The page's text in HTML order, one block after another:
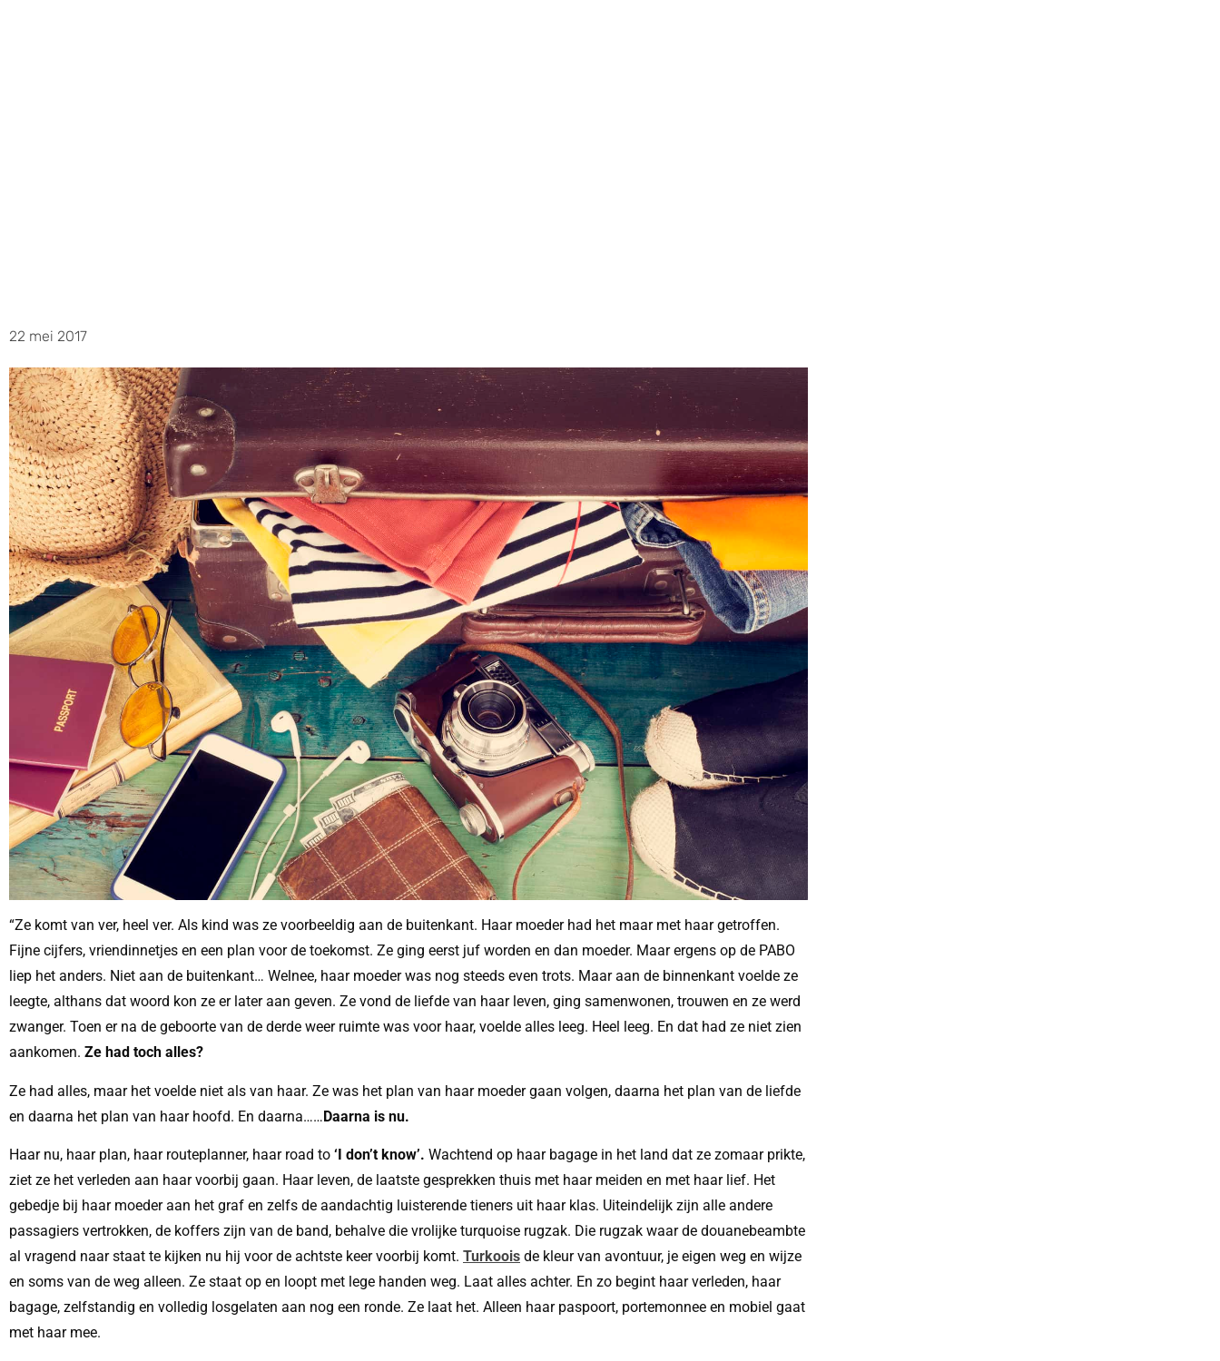
22 mei 2017
“Ze komt van ver, heel ver. Als kind was ze voorbeeldig aan de buitenkant. Haar moeder had het maar met haar getroffen.
Fijne cijfers, vriendinnetjes en een plan voor de toekomst. Ze ging eerst juf worden en dan moeder. Maar ergens op de PABO
liep het anders. Niet aan de buitenkant… Welnee, haar moeder was nog steeds even trots. Maar aan de binnenkant voelde ze
leegte, althans dat woord kon ze er later aan geven. Ze vond de liefde van haar leven, ging samenwonen, trouwen en ze werd
zwanger. Toen er na de geboorte van de derde weer ruimte was voor haar, voelde alles leeg. Heel leeg. En dat had ze niet zien
aankomen. Ze had toch alles?
Ze had alles, maar het voelde niet als van haar. Ze was het plan van haar moeder gaan volgen, daarna het plan van de liefde
en daarna het plan van haar hoofd. En daarna……Daarna is nu.
Haar nu, haar plan, haar routeplanner, haar road to ‘I don’t know’. Wachtend op haar bagage in het land dat ze zomaar prikte,
ziet ze het verleden aan haar voorbij gaan. Haar leven, de laatste gesprekken thuis met haar meiden en met haar lief. Het
gebedje bij haar moeder aan het graf en zelfs de aandachtig luisterende tieners uit haar klas. Uiteindelijk zijn alle andere
passagiers vertrokken, de koffers zijn van de band, behalve die vrolijke turquoise rugzak. Die rugzak waar de douanebeambte
al vragend naar staat te kijken nu hij voor de achtste keer voorbij komt. Turkoois de kleur van avontuur, je eigen weg en wijze
en soms van de weg alleen. Ze staat op en loopt met lege handen weg. Laat alles achter. En zo begint haar verleden, haar
bagage, zelfstandig en volledig losgelaten aan nog een ronde. Ze laat het. Alleen haar paspoort, portemonnee en mobiel gaat
met haar mee.